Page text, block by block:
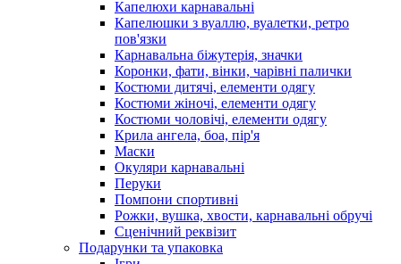
Капелюхи карнавальні
Капелюшки з вуаллю, вуалетки, ретро
пов'язки
Карнавальна біжутерія, значки
Коронки, фати, вінки, чарівні палички
Костюми дитячі, елементи одягу
Костюми жіночі, елементи одягу
Костюми чоловічі, елементи одягу
Крила ангела, боа, пір'я
Маски
Окуляри карнавальні
Перуки
Помпони спортивні
Рожки, вушка, хвости, карнавальні обручі
Сценічний реквізит
Подарунки та упаковка